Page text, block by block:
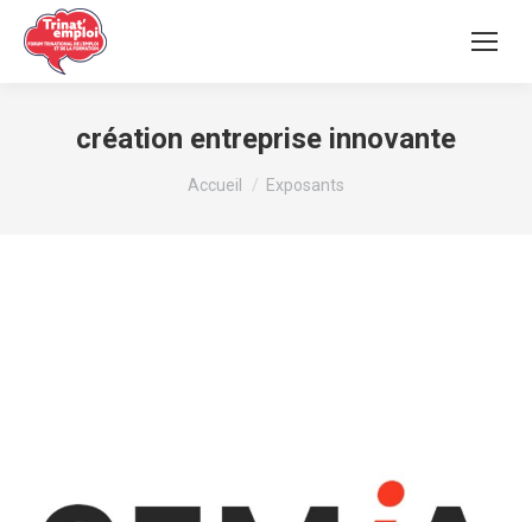
création entreprise innovante
Vous êtes ici :
Accueil Exposants